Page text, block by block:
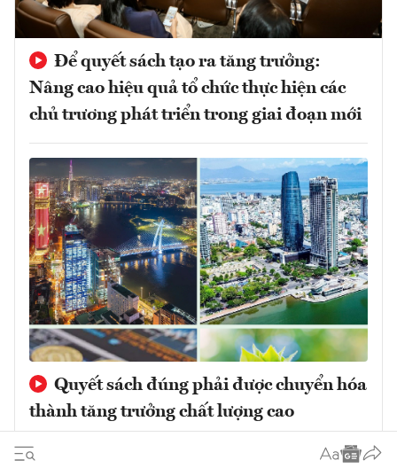
Để quyết sách tạo ra tăng trưởng:
Nâng cao hiệu quả tổ chức thực hiện các
chủ trương phát triển trong giai đoạn mới
Quyết sách đúng phải được chuyển hóa
thành tăng trưởng chất lượng cao